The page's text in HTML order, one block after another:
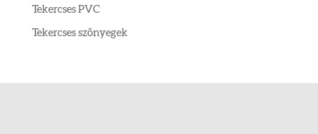
Tekercses PVC
Tekercses szőnyegek